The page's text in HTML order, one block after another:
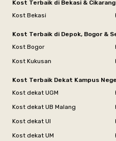
Kost Terbaik di Bekasi & Cikarang
Kost Bekasi
Kost Terbaik di Depok, Bogor &
Kost Bogor
Kost Kukusan
Kost Terbaik Dekat Kampus
Kost dekat UGM
Kost dekat UB Malang
Kost dekat UI
Kost dekat UM